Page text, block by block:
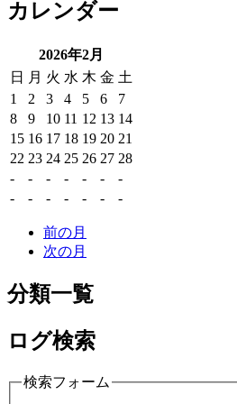
カレンダー
2026年2月
日
月 火 水 木 金 土
1
2 3 4 5 6
7
8
9 10 11 12 13 14
15 16 17 18 19 20 21
22 23 24 25 26 27 28
-
- - - - -
-
-
- - - - - -
前の月
次の月
分類一覧
ログ検索
検索フォーム